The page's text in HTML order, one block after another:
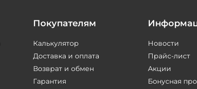
Покупателям
Калькулятор
Доставка и оплата
Возврат и обмен
Гарантия
Новости
Прайс-лист
Акции
Бонусная